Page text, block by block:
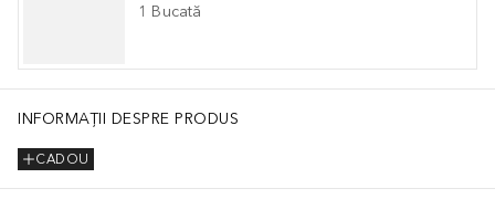
1 Bucată
INFORMAȚII DESPRE PRODUS
CADOU